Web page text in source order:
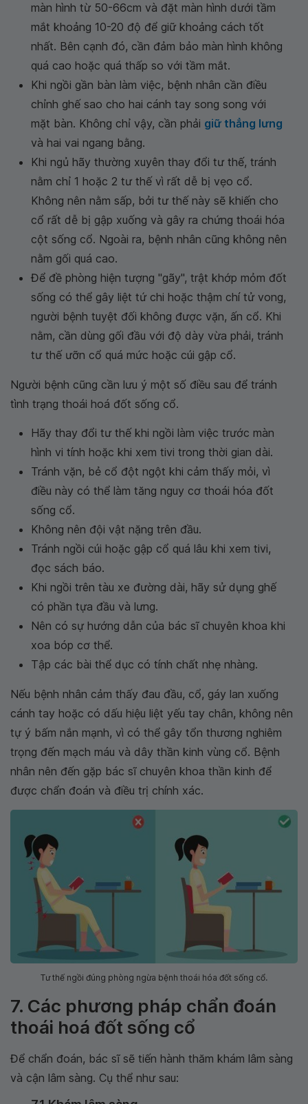
màn hình từ 50-66cm và đặt màn hình dưới tầm
mắt khoảng 10-20 độ để giữ khoảng cách tốt
nhất. Bên cạnh đó, cần đảm bảo màn hình không
quá cao hoặc quá thấp so với tầm mắt.
Khi ngồi gần bàn làm việc, bệnh nhân cần điều
chỉnh ghế sao cho hai cánh tay song song với
mặt bàn. Không chỉ vậy, cần phải giữ thẳng lưng
và hai vai ngang bằng.
Khi ngủ hãy thường xuyên thay đổi tư thế, tránh
nằm chỉ 1 hoặc 2 tư thế vì rất dễ bị vẹo cổ.
Không nên nằm sấp, bởi tư thế này sẽ khiến cho
cổ rất dễ bị gập xuống và gây ra chứng thoái hóa
cột sống cổ. Ngoài ra, bệnh nhân cũng không nên
nằm gối quá cao.
Để đề phòng hiện tượng "gãy", trật khớp mỏm đốt
sống có thể gây liệt tứ chi hoặc thậm chí tử vong,
người bệnh tuyệt đối không được vặn, ấn cổ. Khi
nằm, cần dùng gối đầu với độ dày vừa phải, tránh
tư thế ưỡn cổ quá mức hoặc cúi gập cổ.
Người bệnh cũng cần lưu ý một số điều sau để tránh
tình trạng thoái hoá đốt sống cổ.
Hãy thay đổi tư thế khi ngồi làm việc trước màn
hình vi tính hoặc khi xem tivi trong thời gian dài.
Tránh vặn, bẻ cổ đột ngột khi cảm thấy mỏi, vì
điều này có thể làm tăng nguy cơ thoái hóa đốt
sống cổ.
Không nên đội vật nặng trên đầu.
Tránh ngồi cúi hoặc gập cổ quá lâu khi xem tivi,
đọc sách báo.
Khi ngồi trên tàu xe đường dài, hãy sử dụng ghế
có phần tựa đầu và lưng.
Nên có sự hướng dẫn của bác sĩ chuyên khoa khi
xoa bóp cơ thể.
Tập các bài thể dục có tính chất nhẹ nhàng.
Nếu bệnh nhân cảm thấy đau đầu, cổ, gáy lan xuống
cánh tay hoặc có dấu hiệu liệt yếu tay chân, không nên
tự ý bấm nắn mạnh, vì có thể gây tổn thương nghiêm
trọng đến mạch máu và dây thần kinh vùng cổ. Bệnh
nhân nên đến gặp bác sĩ chuyên khoa thần kinh để
được chẩn đoán và điều trị chính xác.
Tư thế ngồi đúng phòng ngừa bệnh thoái hóa đốt sống cổ.
7. Các phương pháp chẩn đoán
thoái hoá đốt sống cổ
Để chẩn đoán, bác sĩ sẽ tiến hành thăm khám lâm sàng
và cận lâm sàng. Cụ thể như sau: